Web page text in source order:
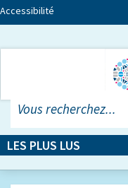
Accessibilité
LES PLUS LUS